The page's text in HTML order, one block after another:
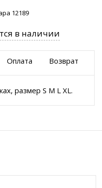
12189
в наличии
Оплата Возврат
размер S M L XL.